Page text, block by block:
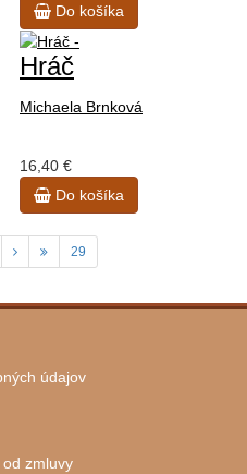
Do košíka
Hráč
Michaela Brnková
16,40 €
Do košíka
29
údajov
zmluvy